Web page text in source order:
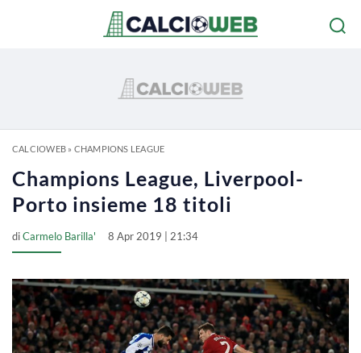
CALCIOWEB» CHAMPIONS LEAGUE
Champions League, Liverpool-
Porto insieme 18 titoli
diCarmelo Barilla' 8 Apr 2019 | 21:34